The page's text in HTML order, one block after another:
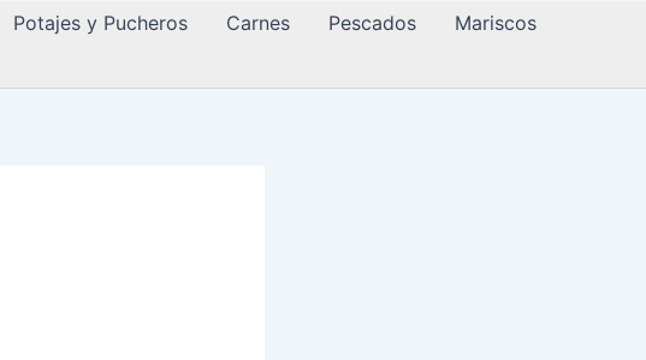
Potajes y Pucheros Carnes Pescados
Mariscos